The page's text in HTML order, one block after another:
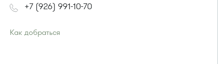
+7 (926) 991-10-70
Как добраться